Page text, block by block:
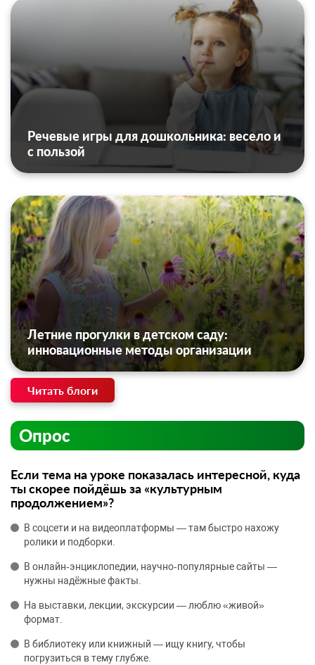
Речевые игры для дошкольника: весело и
с пользой
Летние прогулки в детском саду:
инновационные методы организации
Читать блоги
Опрос
Если тема на уроке показалась интересной, куда
ты скорее пойдёшь за «культурным
продолжением»?
В соцсети и на видеоплатформы — там быстро нахожу
ролики и подборки.
В онлайн‑энциклопедии, научно‑популярные сайты —
нужны надёжные факты.
На выставки, лекции, экскурсии — люблю «живой»
формат.
В библиотеку или книжный — ищу книгу, чтобы
погрузиться в тему глубже.